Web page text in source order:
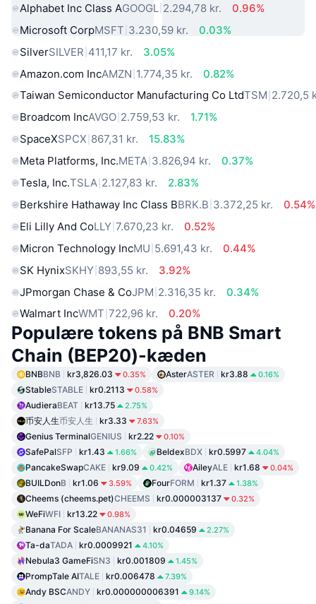
Alphabet Inc Class AGOOGL 2.294,78 kr.
0.96%
Microsoft CorpMSFT 3.230,59 kr.
0.03%
SilverSILVER 411,17 kr.
3.05%
Amazon.com IncAMZN 1.774,35 kr.
0.82%
Taiwan Semiconductor Manufacturing Co LtdTSM 2.720,5
Broadcom IncAVGO 2.759,53 kr.
1.71%
SpaceXSPCX 867,31 kr.
15.83%
Meta Platforms, Inc.META 3.826,94 kr.
0.37%
Tesla, Inc.TSLA 2.127,83 kr.
2.83%
Berkshire Hathaway Inc Class BBRK.B 3.372,25 kr.
0.54%
Eli Lilly And CoLLY 7.670,23 kr.
0.52%
Micron Technology IncMU 5.691,43 kr.
0.44%
SK HynixSKHY 893,55 kr.
3.92%
JPmorgan Chase & CoJPM 2.316,35 kr.
0.34%
Walmart IncWMT 722,96 kr. 0.20%
Populære tokens på BNB Smart
Chain (BEP20)-kæden
BNBBNB kr3,826.03 0.35% AsterASTER kr3.88 0.16%
StableSTABLE kr0.2113 0.58%
AudieraBEAT kr13.75 2.75%
币安人生币安人生 kr3.33 7.63%
Genius TerminalGENIUS kr2.22 0.10%
SafePalSFP kr1.43 1.66% BeldexBDX kr0.5997 4.04%
PancakeSwapCAKE kr9.09 0.42% AileyALE kr1.68 0.04%
BUILDonB kr1.06 3.59% FourFORM kr1.37 1.38%
Cheems (cheems.pet)CHEEMS kr0.000003137 0.32%
WeFiWFI kr13.22 0.98%
Banana For ScaleBANANAS31 kr0.04659 2.27%
Ta-daTADA kr0.0009921 4.10%
Nebula3 GameFiSN3 kr0.001809 1.45%
PrompTale AITALE kr0.006478 7.39%
Andy BSCANDY kr0.000000006391 9.14%